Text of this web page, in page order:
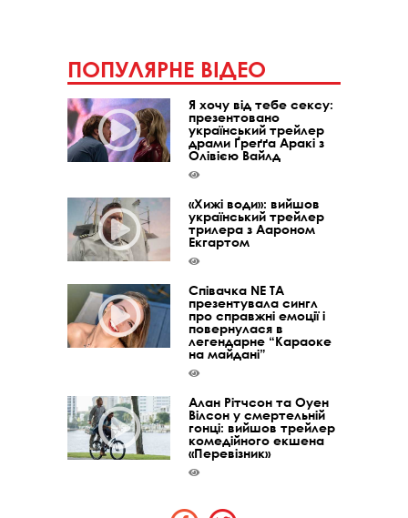
ПОПУЛЯРНЕ ВІДЕО
Я хочу від тебе сексу:
презентовано
український трейлер
драми Ґреґґа Аракі з
Олівією Вайлд
«Хижі води»: вийшов
український трейлер
трилера з Аароном
Екгартом
Співачка NE TA
презентувала сингл
про справжні емоції і
повернулася в
легендарне “Караоке
на майдані”
Алан Рітчсон та Оуен
Вілсон у смертельній
гонці: вийшов трейлер
комедійного екшена
«Перевізник»